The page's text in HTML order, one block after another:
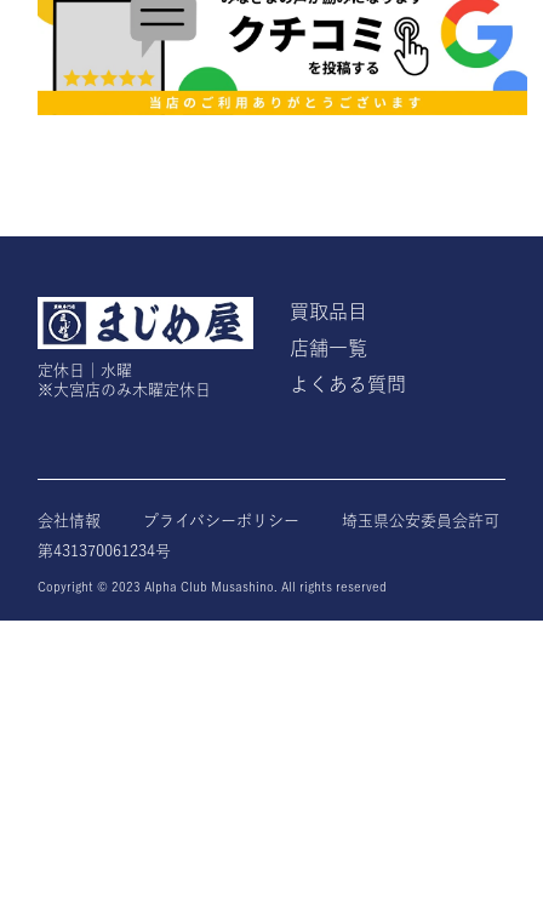
定休日｜水曜
※大宮店のみ木曜定休日
買取品目
店舗一覧
よくある質問
会社情報 プライバシーポリシー
埼玉県公安委員会許可
第431370061234号
Copyright © 2023 Alpha Club Musashino. All rights reserved